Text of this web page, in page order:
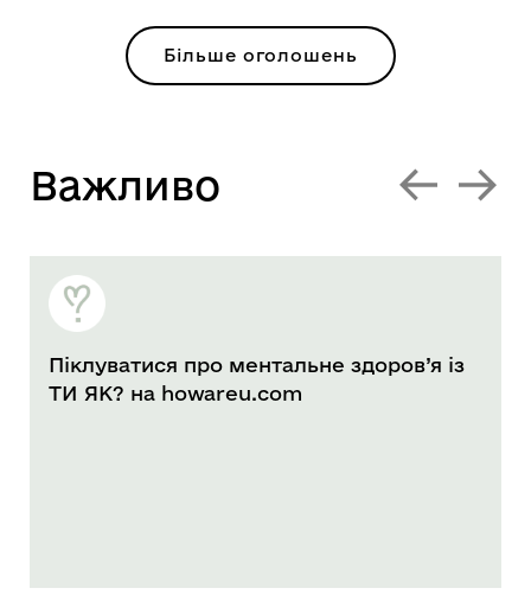
Більше оголошень
Вaжливо
Піклуватися про ментальне здоров’я із
ТИ ЯК? на howareu.com